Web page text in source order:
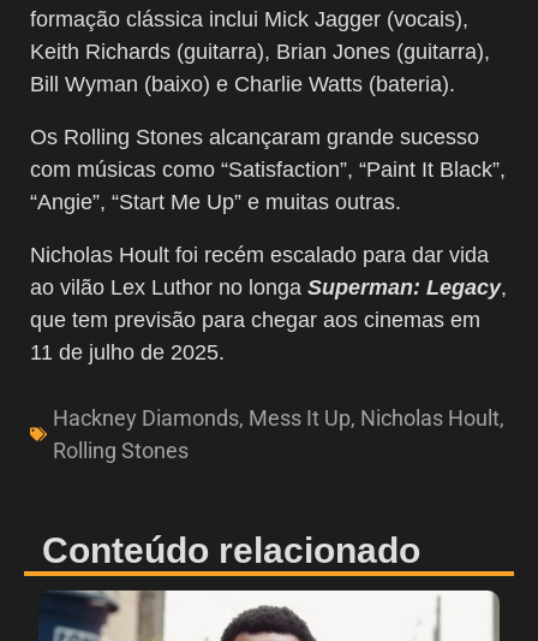
formação clássica inclui Mick Jagger (vocais),
Keith Richards (guitarra), Brian Jones (guitarra),
Bill Wyman (baixo) e Charlie Watts (bateria).
Os Rolling Stones alcançaram grande sucesso
com músicas como “Satisfaction”, “Paint It Black”,
“Angie”, “Start Me Up” e muitas outras.
Nicholas Hoult foi recém escalado para dar vida
ao vilão Lex Luthor no longa Superman: Legacy,
que tem previsão para chegar aos cinemas em
11 de julho de 2025.
Hackney Diamonds, Mess It Up, Nicholas Hoult,
Rolling Stones
Conteúdo relacionado